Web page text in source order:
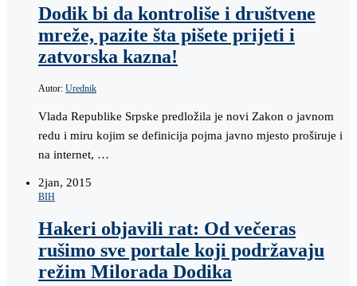
Dodik bi da kontroliše i društvene
mreže, pazite šta pišete prijeti i
zatvorska kazna!
Autor: Urednik
Vlada Republike Srpske predložila je novi Zakon o javnom
redu i miru kojim se definicija pojma javno mjesto proširuje i
na internet, …
2jan, 2015
BIH
Hakeri objavili rat: Od večeras
rušimo sve portale koji podržavaju
režim Milorada Dodika